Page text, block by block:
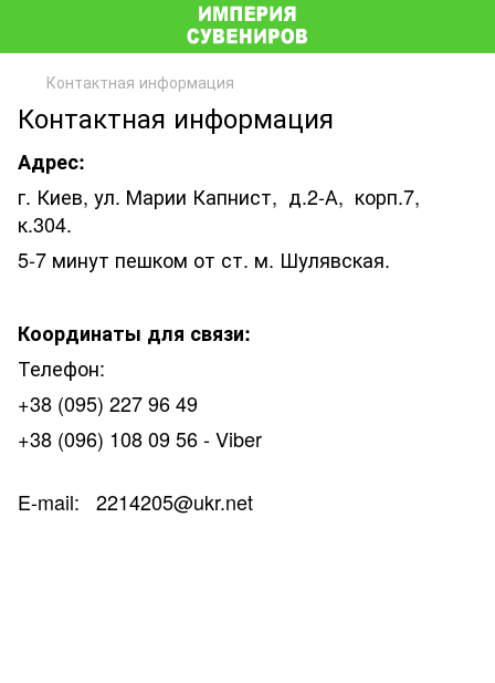
Контактная информация
Контактная информация
Адрес:
г. Киев, ул. Марии Капнист, д.2-А, корп.7,
к.304.
5-7 минут пешком от ст. м. Шулявская.
Координаты для связи:
Телефон:
+38 (095) 227 96 49
+38 (096) 108 09 56 - Viber
E-mail: 2214205@ukr.net